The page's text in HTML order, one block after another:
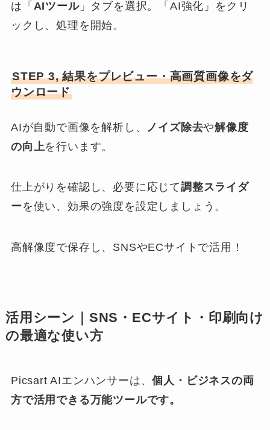
は「 AIツール」タブを選択。「AI強化」をクリ
ックし、処理を開始。
STEP 3, 結果をプレビュー・高画質画像をダ
ウンロード
AIが自動で画像を解析し、 ノイズ除去や解像度
の向上を行います。
仕上がりを確認し、必要に応じて調整スライダ
ー を使い、効果の強度を設定しましょう。
高解像度で保存し、SNSやECサイトで活用！
活用シーン｜SNS・ECサイト・印刷向け
の最適な使い方
Picsart AIエンハンサーは、個人・ビジネスの両
方で活用できる万能ツールです。